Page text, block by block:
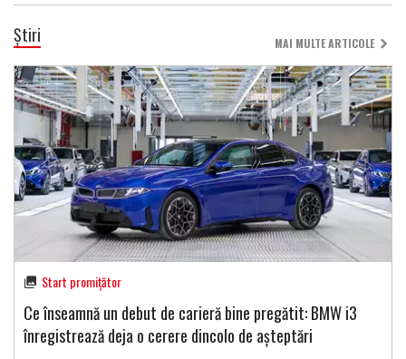
Știri MAI MULTE ARTICOLE
Start promițător
Ce înseamnă un debut de carieră bine pregătit: BMW i3
înregistrează deja o cerere dincolo de așteptări